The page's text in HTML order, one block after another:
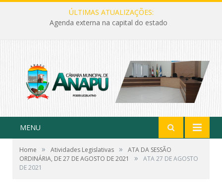
ÚLTIMAS ATUALIZAÇÕES:
Agenda externa na capital do estado
MENU
Home » Atividades Legislativas »
ATA DA SESSÃO
ORDINÁRIA, DE 27 DE AGOSTO DE 2021
»
ATA 27 DE AGOSTO
DE 2021